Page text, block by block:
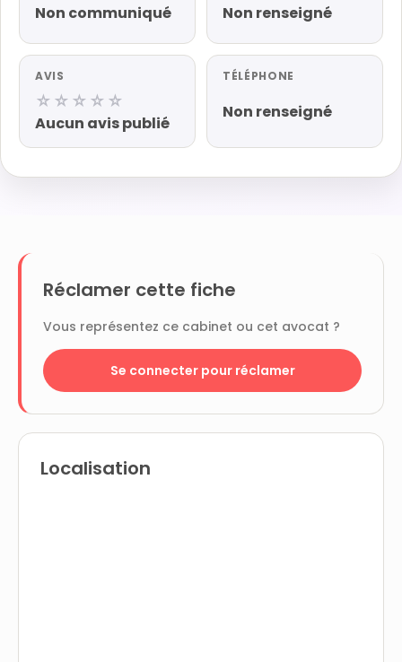
Non communiqué Non renseigné
AVIS
☆☆☆☆☆
Aucun avis publié
TÉLÉPHONE
Non renseigné
Réclamer cette fiche
Vous représentez ce cabinet ou cet avocat ?
Se connecter pour réclamer
Localisation